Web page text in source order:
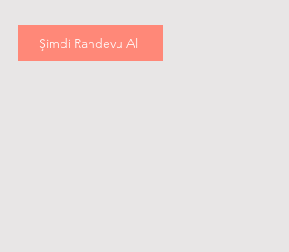
Şimdi Randevu Al